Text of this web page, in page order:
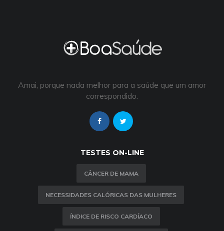
Amai, porque nada melhor para a saúde que um amor
correspondido.
TESTES ON-LINE
CÂNCER DE MAMA
NECESSIDADES CALÓRICAS DAS MULHERES
ÍNDICE DE RISCO CARDÍACO